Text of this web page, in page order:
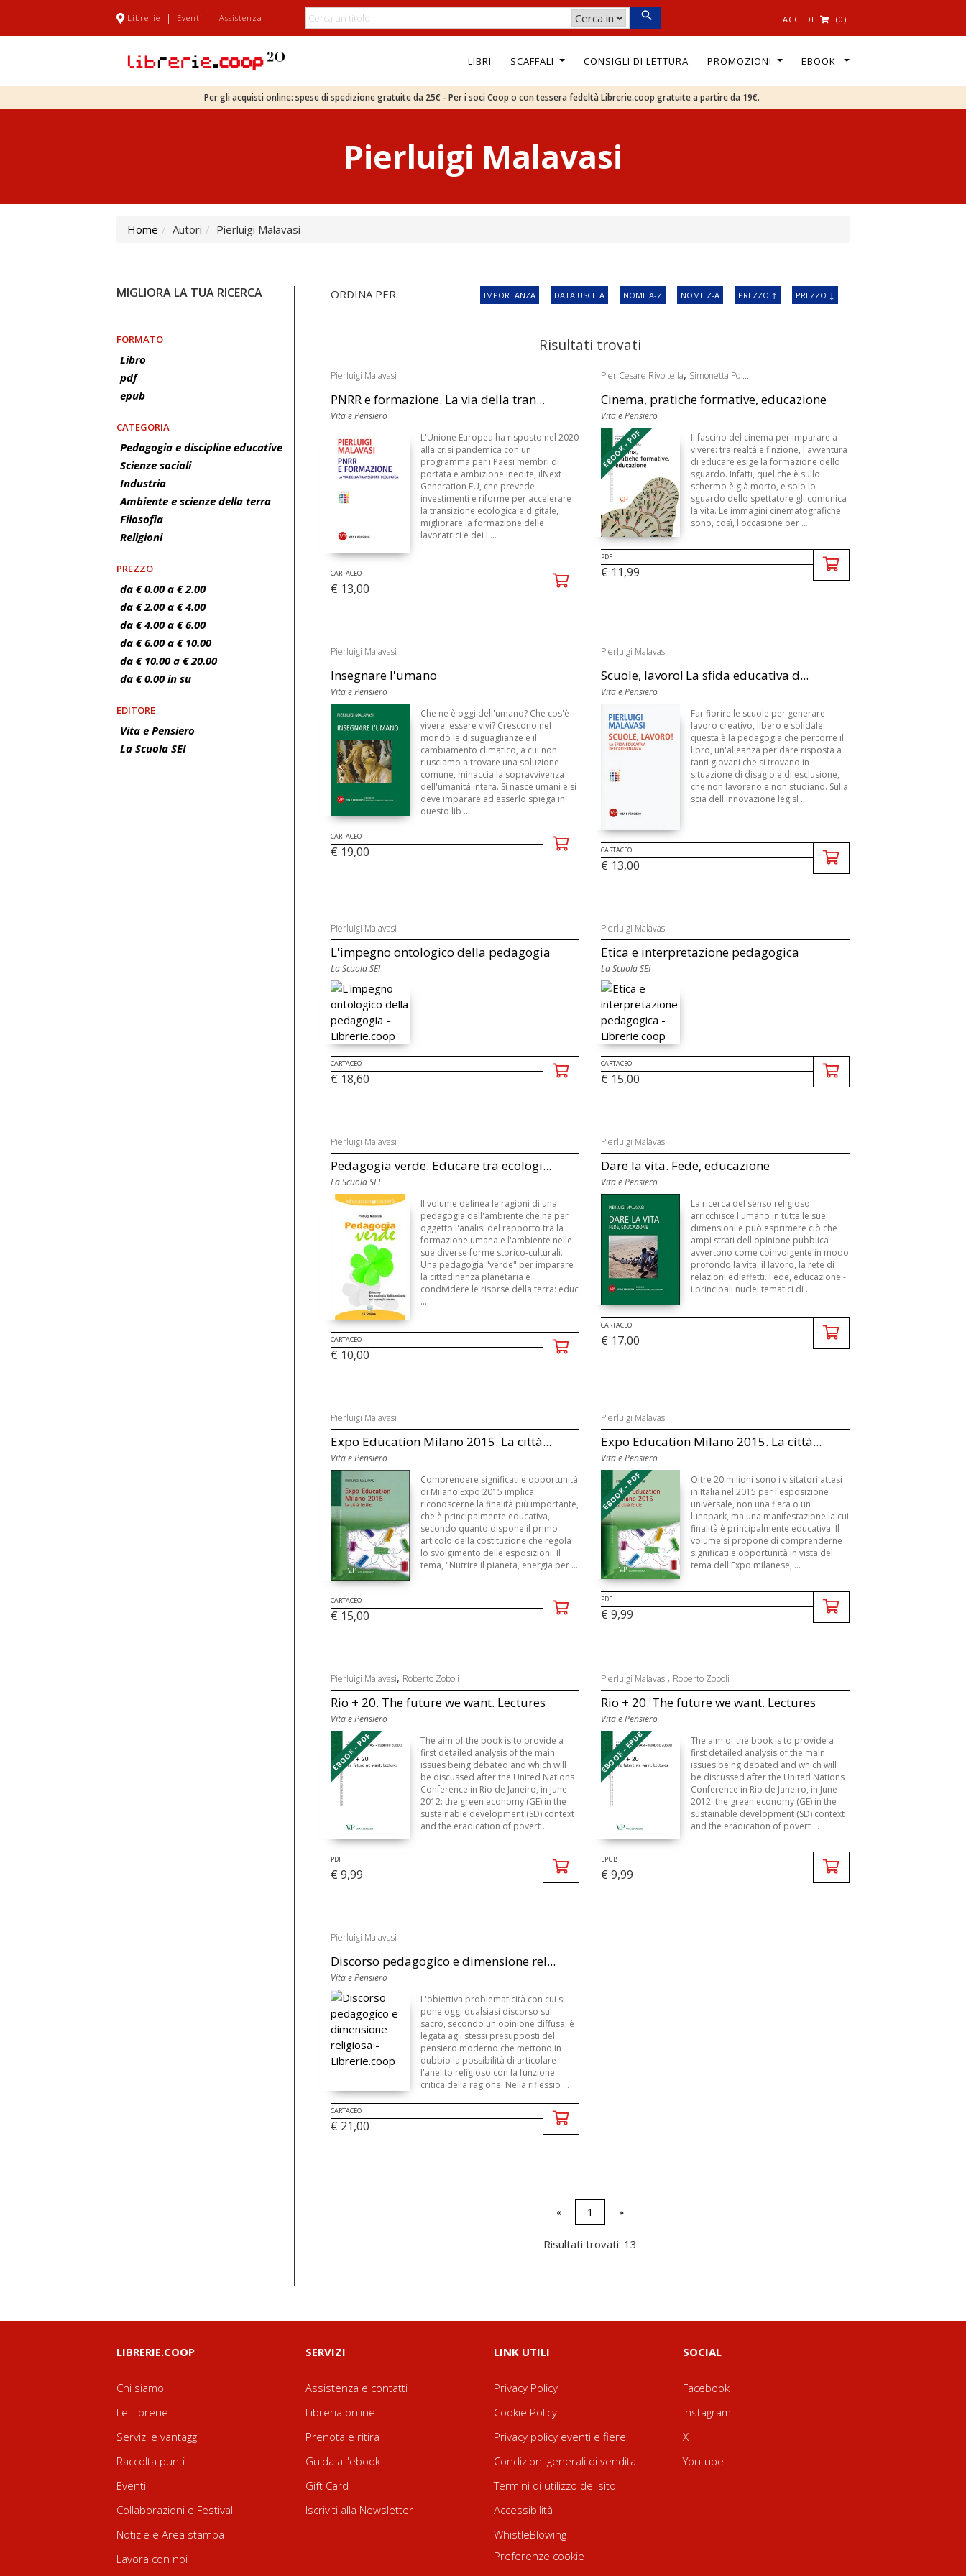
Librerie | Eventi | Assistenza ACCEDI (0)
LIBRI SCAFFALI CONSIGLI DI LETTURA PROMOZIONI EBOOK
Per gli acquisti online: spese di spedizione gratuite da 25€ - Per i soci Coop o con tessera fedeltà Librerie.coop gratuite a partire da 19€.
Pierluigi Malavasi
Home Autori Pierluigi Malavasi
MIGLIORA LA TUA RICERCA
FORMATO
Libro
pdf
epub
CATEGORIA
Pedagogia e discipline educative
Scienze sociali
Industria
Ambiente e scienze della terra
Filosofia
Religioni
PREZZO
da € 0.00 a € 2.00
da € 2.00 a € 4.00
da € 4.00 a € 6.00
da € 6.00 a € 10.00
da € 10.00 a € 20.00
da € 0.00 in su
EDITORE
Vita e Pensiero
La Scuola SEI
ORDINA PER: IMPORTANZA DATA USCITA NOME A-Z NOME Z-A PREZZO ↑ PREZZO ↓
Risultati trovati
Pierluigi Malavasi
PNRR e formazione. La via della tran...
Vita e Pensiero
L'Unione Europea ha risposto nel 2020
alla crisi pandemica con un
programma per i Paesi membri di
portata e ambizione inedite, ilNext
Generation EU, che prevede
investimenti e riforme per accelerare
la transizione ecologica e digitale,
migliorare la formazione delle
lavoratrici e dei l ...
CARTACEO
€ 13,00
Pier Cesare Rivoltella, Simonetta Po ...
Cinema, pratiche formative, educazione
Vita e Pensiero
EBOOK - PDF
Il fascino del cinema per imparare a
vivere: tra realtà e finzione, l'avventura
di educare esige la formazione dello
sguardo. Infatti, quel che è sullo
schermo è già morto, e solo lo
sguardo dello spettatore gli comunica
la vita. Le immagini cinematografiche
sono, così, l'occasione per ...
PDF
€ 11,99
Pierluigi Malavasi
Insegnare l'umano
Vita e Pensiero
Che ne è oggi dell'umano? Che cos'è
vivere, essere vivi? Crescono nel
mondo le disuguaglianze e il
cambiamento climatico, a cui non
riusciamo a trovare una soluzione
comune, minaccia la sopravvivenza
dell'umanità intera. Si nasce umani e si
deve imparare ad esserlo spiega in
questo lib ...
CARTACEO
€ 19,00
Pierluigi Malavasi
Scuole, lavoro! La sfida educativa d...
Vita e Pensiero
Far fiorire le scuole per generare
lavoro creativo, libero e solidale:
questa è la pedagogia che percorre il
libro, un'alleanza per dare risposta a
tanti giovani che si trovano in
situazione di disagio e di esclusione,
che non lavorano e non studiano. Sulla
scia dell'innovazione legisl ...
CARTACEO
€ 13,00
Pierluigi Malavasi
L'impegno ontologico della pedagogia
La Scuola SEI
CARTACEO
€ 18,60
Pierluigi Malavasi
Etica e interpretazione pedagogica
La Scuola SEI
CARTACEO
€ 15,00
Pierluigi Malavasi
Pedagogia verde. Educare tra ecologi...
La Scuola SEI
Il volume delinea le ragioni di una
pedagogia dell'ambiente che ha per
oggetto l'analisi del rapporto tra la
formazione umana e l'ambiente nelle
sue diverse forme storico-culturali.
Una pedagogia "verde" per imparare
la cittadinanza planetaria e
condividere le risorse della terra: educ
...
CARTACEO
€ 10,00
Pierluigi Malavasi
Dare la vita. Fede, educazione
Vita e Pensiero
La ricerca del senso religioso
arricchisce l'umano in tutte le sue
dimensioni e può esprimere ciò che
ampi strati dell'opinione pubblica
avvertono come coinvolgente in modo
profondo la vita, il lavoro, la rete di
relazioni ed affetti. Fede, educazione -
i principali nuclei tematici di ...
CARTACEO
€ 17,00
Pierluigi Malavasi
Expo Education Milano 2015. La città...
Vita e Pensiero
Comprendere significati e opportunità
di Milano Expo 2015 implica
riconoscerne la finalità più importante,
che è principalmente educativa,
secondo quanto dispone il primo
articolo della costituzione che regola
lo svolgimento delle esposizioni. Il
tema, "Nutrire il pianeta, energia per ...
CARTACEO
€ 15,00
Pierluigi Malavasi
Expo Education Milano 2015. La città...
Vita e Pensiero
EBOOK - PDF
Oltre 20 milioni sono i visitatori attesi
in Italia nel 2015 per l'esposizione
universale, non una fiera o un
lunapark, ma una manifestazione la cui
finalità è principalmente educativa. Il
volume si propone di comprenderne
significati e opportunità in vista del
tema dell'Expo milanese, ...
PDF
€ 9,99
Pierluigi Malavasi, Roberto Zoboli
Rio + 20. The future we want. Lectures
Vita e Pensiero
EBOOK - PDF
The aim of the book is to provide a
first detailed analysis of the main
issues being debated and which will
be discussed after the United Nations
Conference in Rio de Janeiro, in June
2012: the green economy (GE) in the
sustainable development (SD) context
and the eradication of povert ...
PDF
€ 9,99
Pierluigi Malavasi, Roberto Zoboli
Rio + 20. The future we want. Lectures
Vita e Pensiero
EBOOK - EPUB
The aim of the book is to provide a
first detailed analysis of the main
issues being debated and which will
be discussed after the United Nations
Conference in Rio de Janeiro, in June
2012: the green economy (GE) in the
sustainable development (SD) context
and the eradication of povert ...
EPUB
€ 9,99
Pierluigi Malavasi
Discorso pedagogico e dimensione rel...
Vita e Pensiero
L'obiettiva problematicità con cui si
pone oggi qualsiasi discorso sul
sacro, secondo un'opinione diffusa, è
legata agli stessi presupposti del
pensiero moderno che mettono in
dubbio la possibilità di articolare
l'anelito religioso con la funzione
critica della ragione. Nella riflessio ...
CARTACEO
€ 21,00
« 1 »
Risultati trovati: 13
LIBRERIE.COOP
Chi siamo
Le Librerie
Servizi e vantaggi
Raccolta punti
Eventi
Collaborazioni e Festival
Notizie e Area stampa
Lavora con noi
SERVIZI
Assistenza e contatti
Libreria online
Prenota e ritira
Guida all'ebook
Gift Card
Iscriviti alla Newsletter
LINK UTILI
Privacy Policy
Cookie Policy
Privacy policy eventi e fiere
Condizioni generali di vendita
Termini di utilizzo del sito
Accessibilità
WhistleBlowing
Preferenze cookie
SOCIAL
Facebook
Instagram
X
Youtube